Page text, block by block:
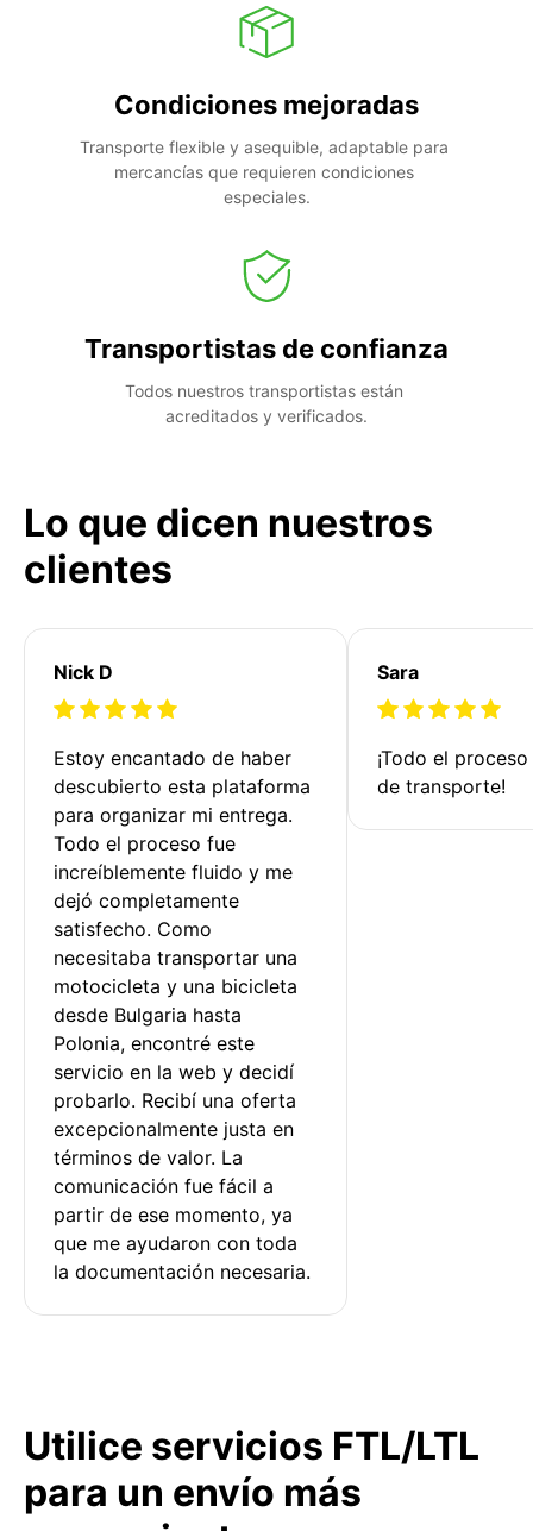
Condiciones mejoradas
Transporte flexible y asequible, adaptable para
mercancías que requieren condiciones
especiales.
Transportistas de confianza
Todos nuestros transportistas están
acreditados y verificados.
Lo que dicen nuestros
clientes
Nick D
Estoy encantado de haber
descubierto esta plataforma
para organizar mi entrega.
Todo el proceso fue
increíblemente fluido y me
dejó completamente
satisfecho. Como
necesitaba transportar una
motocicleta y una bicicleta
desde Bulgaria hasta
Polonia, encontré este
servicio en la web y decidí
probarlo. Recibí una oferta
excepcionalmente justa en
términos de valor. La
comunicación fue fácil a
partir de ese momento, ya
que me ayudaron con toda
la documentación necesaria.
Sara
¡Todo el
de transporte!
Utilice servicios FTL/LTL
para un envío más